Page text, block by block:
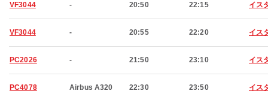
VF3044 - 20:50 22:15 イス
VF3044 - 20:55 22:20 イス
PC2026 - 21:50 23:10 イス
PC4078 Airbus A320 22:30 23:50 イス